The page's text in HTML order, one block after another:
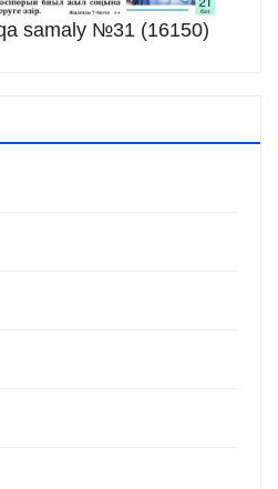
samaly №31 (16150)